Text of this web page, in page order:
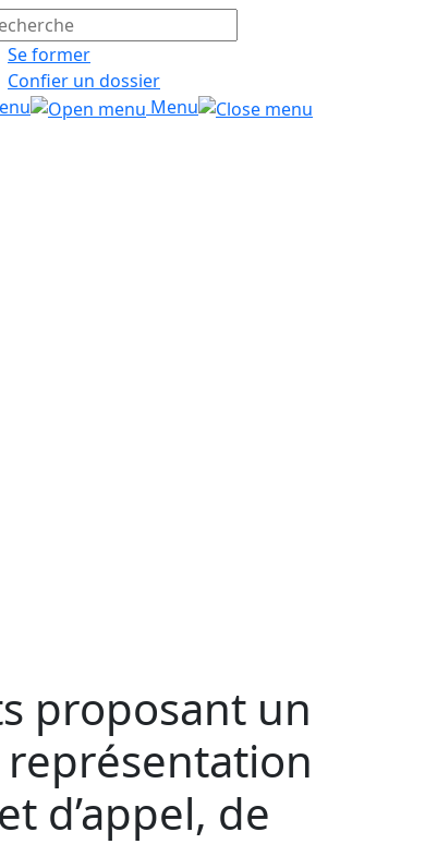
Se former
Confier un dossier
Menu
proposant un
d’appel, de